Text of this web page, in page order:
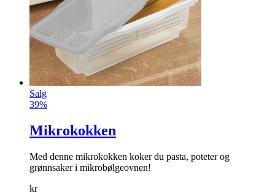
Salg
39%
Mikrokokken
Med denne mikro­kokken koker du pasta, poteter og
grønnsaker i mikrobølgeovnen!
kr